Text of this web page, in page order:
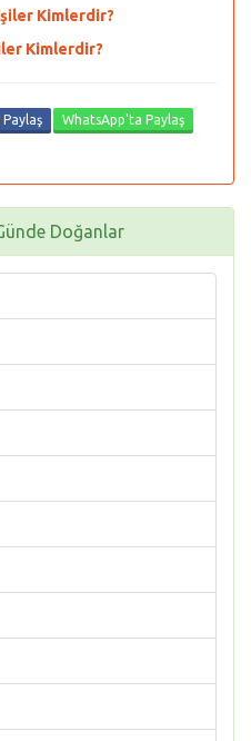
Kimlerdir?
Kimlerdir?
WhatsApp'ta Paylaş
Doğanlar